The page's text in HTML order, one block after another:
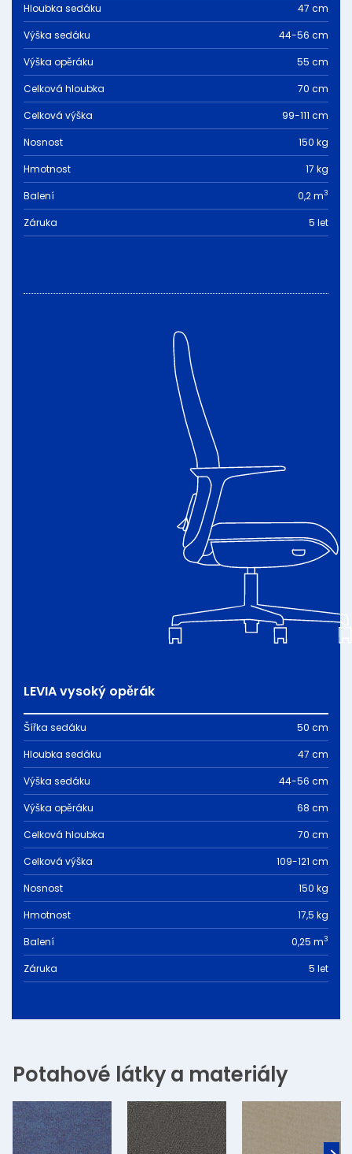
Hloubka sedáku
47 cm
Výška sedáku
44-56 cm
Výška opěráku
55 cm
Celková hloubka
70 cm
Celková výška
99-111 cm
Nosnost
150 kg
Hmotnost
17 kg
Balení
0,2 m3
Záruka 5 let
LEVIA vysoký opěrák
Šířka sedáku
50 cm
Hloubka sedáku
47 cm
Výška sedáku
44-56 cm
Výška opěráku
68 cm
Celková hloubka
70 cm
Celková výška
109-121 cm
Nosnost
150 kg
Hmotnost
17,5 kg
Balení
0,25 m3
Záruka 5 let
Potahové látky a materiály